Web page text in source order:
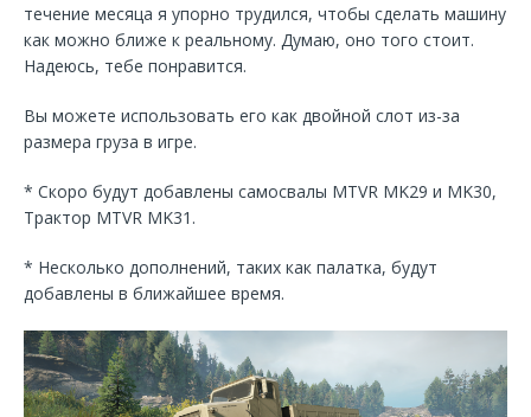
течение месяца я упорно трудился, чтобы сделать машину
как можно ближе к реальному. Думаю, оно того стоит.
Надеюсь, тебе понравится.
Вы можете использовать его как двойной слот из-за
размера груза в игре.
* Скоро будут добавлены самосвалы MTVR MK29 и MK30,
Трактор MTVR MK31.
* Несколько дополнений, таких как палатка, будут
добавлены в ближайшее время.